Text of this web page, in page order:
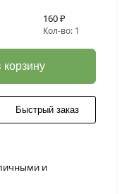
160 ₽
Кол-во: 1
корзину
Быстрый заказ
и